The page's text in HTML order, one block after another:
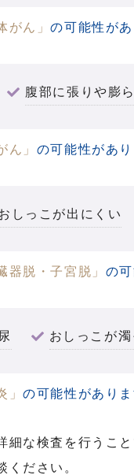
がん」の可能性があ
腹部に張りや膨
ん」 の可能性があり
しっこが出にくい
器脱・子宮脱」 の
おしっこが濁
」の可能性がありま
細な検査を行うこ
ください。